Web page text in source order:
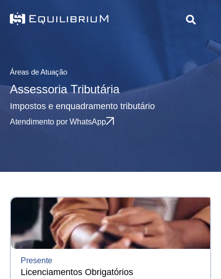
Áreas de Atuação
Assessoria Tributária
Impostos e enquadramento tributário
Atendimento por WhatsApp
Presente
Licenciamentos Obrigatórios